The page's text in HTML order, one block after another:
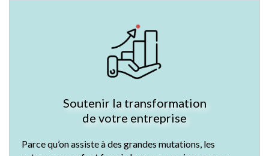
Soutenir la transformation
de votre entreprise
Parce qu’on assiste à des grandes mutations, les